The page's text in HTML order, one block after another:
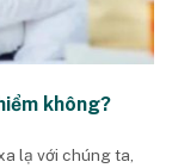
không?
lạ với chúng ta,